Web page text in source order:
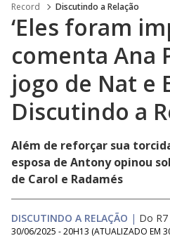
Record Discutindo a Relação
‘Eles foram
comenta Ana
jogo de Nat e
Discutindo a
Além de reforçar sua
esposa de Antony opinou
de Carol e Radamés
DISCUTINDO A RELAÇÃO | Do R7
30/06/2025 - 20H13 (ATUALIZADO EM